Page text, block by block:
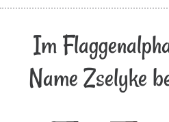
Im
Name Zselyke